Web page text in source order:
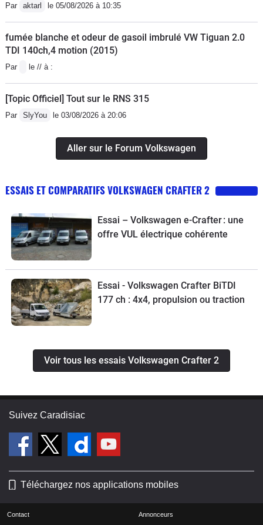
Par aktarl le 05/08/2026 à 10:35
fumée blanche et odeur de gasoil imbrulé VW Tiguan 2.0
TDI 140ch,4 motion (2015)
Par le // à :
[Topic Officiel] Tout sur le RNS 315
Par SlyYou le 03/08/2026 à 20:06
Aller sur le Forum Volkswagen
ESSAIS ET COMPARATIFS VOLKSWAGEN CRAFTER 2
Essai – Volkswagen e-Crafter : une
offre VUL électrique cohérente
Essai - Volkswagen Crafter BiTDI
177 ch : 4x4, propulsion ou traction
Voir tous les essais Volkswagen Crafter 2
Suivez Caradisiac
Téléchargez nos applications mobiles
Contact Annonceurs